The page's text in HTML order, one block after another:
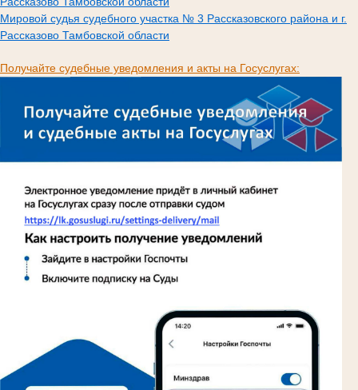
Мировой судья судебного участка № 3 Рассказовского района и г.
Рассказово Тамбовской области
Получайте судебные уведомления и акты на Госуслугах: